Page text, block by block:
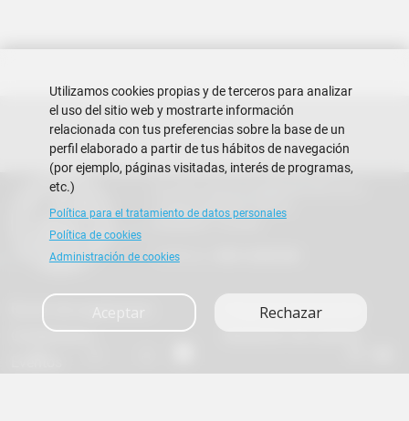
Utilizamos cookies propias y de terceros para analizar
el uso del sitio web y mostrarte información
relacionada con tus preferencias sobre la base de un
perfil elaborado a partir de tus hábitos de navegación
(por ejemplo, páginas visitadas, interés de programas,
etc.)
Política para el tratamiento de datos personales
Política de cookies
Administración de cookies
Rechazar
Campus Gustavo Galindo
Guayaquil - Ecuador
Teléfono:
Buzón de sugerencias
Contáctanos
Preguntas Frecuentes